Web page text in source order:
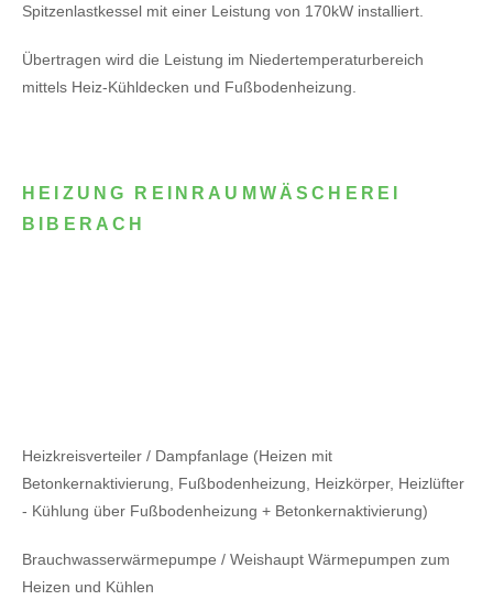
Spitzenlastkessel mit einer Leistung von 170kW installiert.
Übertragen wird die Leistung im Niedertemperaturbereich
mittels Heiz-Kühldecken und Fußbodenheizung.
HEIZUNG REINRAUMWÄSCHEREI
BIBERACH
Heizkreisverteiler / Dampfanlage (Heizen mit
Betonkernaktivierung, Fußbodenheizung, Heizkörper, Heizlüfter
- Kühlung über Fußbodenheizung + Betonkernaktivierung)
Brauchwasserwärmepumpe / Weishaupt Wärmepumpen zum
Heizen und Kühlen